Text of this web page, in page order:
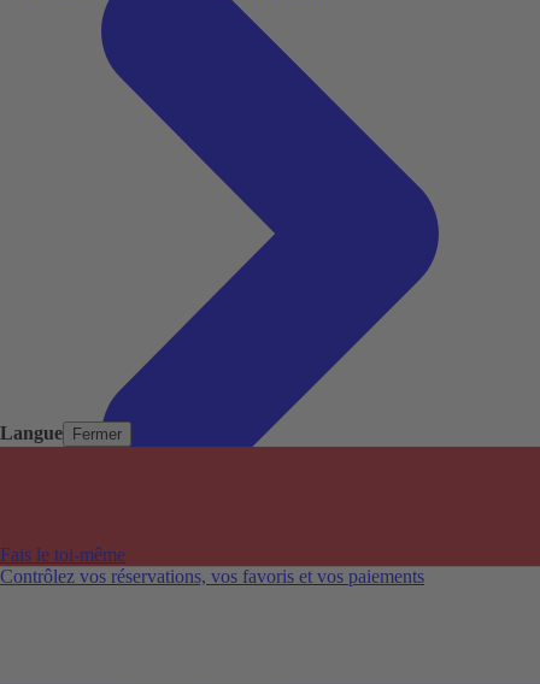
Langue Fermer
Fais le toi-même
Contrôlez vos réservations, vos favoris et vos paiements
Aéroports populaires
Villes populaires
Australie